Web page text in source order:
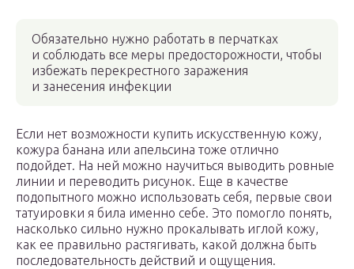
Обязательно нужно работать в перчатках
и соблюдать все меры предосторожности, чтобы
избежать перекрестного заражения
и занесения инфекции
Если нет возможности купить искусственную кожу,
кожура банана или апельсина тоже отлично
подойдет. На ней можно научиться выводить ровные
линии и переводить рисунок. Еще в качестве
подопытного можно использовать себя, первые свои
татуировки я била именно себе. Это помогло понять,
насколько сильно нужно прокалывать иглой кожу,
как ее правильно растягивать, какой должна быть
последовательность действий и ощущения.